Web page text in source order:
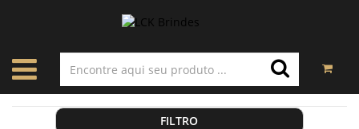
FILTRO